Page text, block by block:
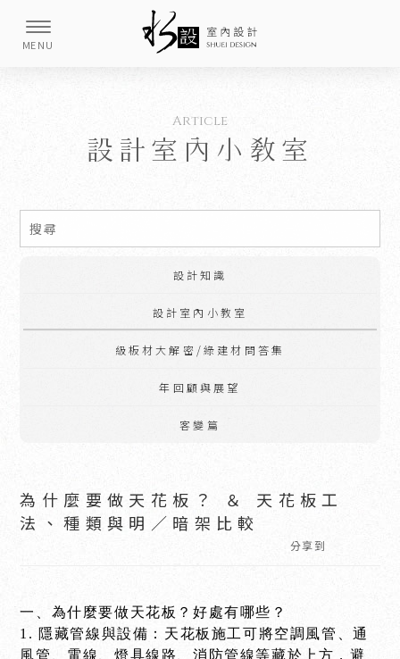
設計室內小教室
設計知識
設計室內小教室
級板材大解密/綠建材問答集
年回顧與展望
客變篇
為什麼要做天花板？ ＆ 天花板工
法、種類與明／暗架比較
分享到
一、為什麼要做天花板？好處有哪些？
1. 隱藏管線與設備：天花板施工可將空調風管、通
風管、電線、燈具線路、消防管線等藏於上方，避